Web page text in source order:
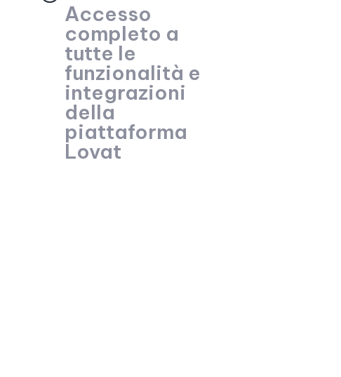
Accesso
completo a
tutte le
funzionalità e
integrazioni
della
piattaforma
Lovat